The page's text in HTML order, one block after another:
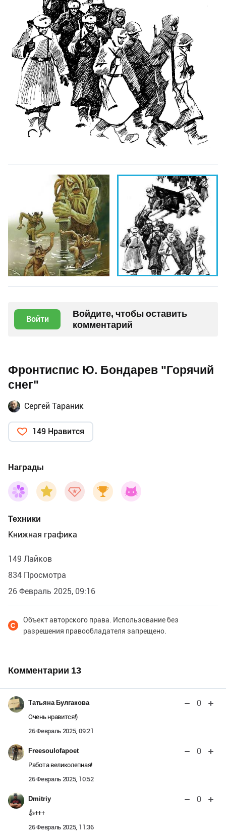
Войти
Войдите, чтобы оставить
комментарий
Фронтиспис Ю. Бондарев "Горячий
снег"
Сергей Тараник
149 Нравится
Награды
Техники
Книжная графика
149 Лайков
834 Просмотра
26 Февраль 2025, 09:16
Объект авторского права. Использование без
разрешения правообладателя запрещено.
Комментарии 13
Татьяна Булгакова 0
Очень нравится!)
26 Февраль 2025, 09:21
Freesoulofapoet 0
Работа великолепная!
26 Февраль 2025, 10:52
Dmitriy 0
👍+++
26 Февраль 2025, 11:36